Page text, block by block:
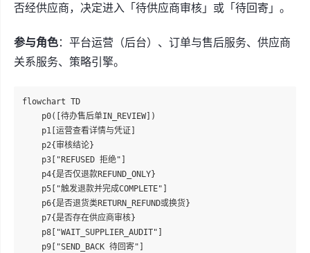
否经供应商，决定进入「待供应商审核」或「待回寄」。
参与角色：平台运营（后台）、订单与售后服务、供应商
关系服务、策略引擎。
flowchart TD
    p0([待办售后单IN_REVIEW])
    p1[运营查看详情与凭证]
    p2{审核结论}
    p3["REFUSED 拒绝"]
    p4{是否仅退款REFUND_ONLY}
    p5["触发退款并完成COMPLETE"]
    p6{是否退货类RETURN_REFUND或换货}
    p7{是否存在供应商审核}
    p8["WAIT_SUPPLIER_AUDIT"]
    p9["SEND_BACK 待回寄"]